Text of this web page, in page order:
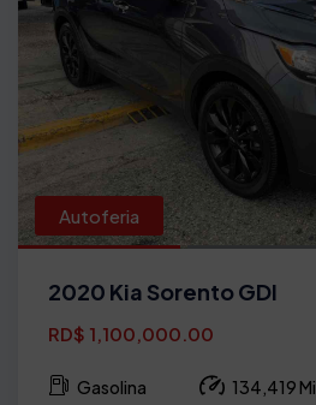
Autoferia
2020 Kia Sorento GDI
RD$ 1,100,000.00
Gasolina 134,419 Mi